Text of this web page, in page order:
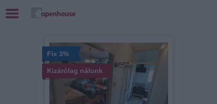
Fix 3%
Kizárólag nálunk